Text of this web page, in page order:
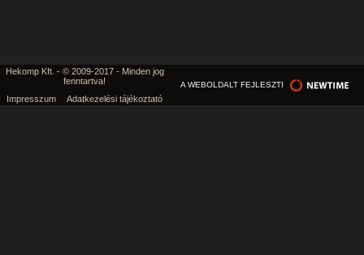
Hekomp Kft. - © 2009-2017 - Minden jog
fenntartva!
Impresszum
Adatkezelési tájékoztató
A WEBOLDALT FEJLESZTI